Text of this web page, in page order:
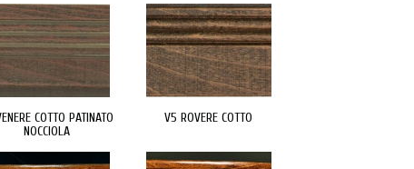
COTTO PATINATO
NOCCIOLA
V5 ROVERE COTTO